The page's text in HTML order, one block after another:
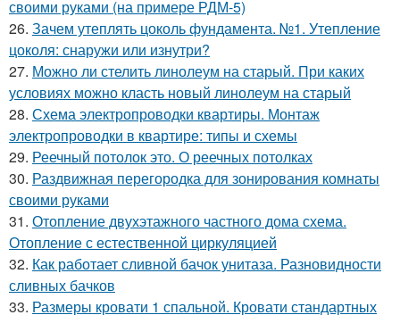
своими руками (на примере РДМ-5)
26. Зачем утеплять цоколь фундамента. №1. Утепление
цоколя: снаружи или изнутри?
27. Можно ли стелить линолеум на старый. При каких
условиях можно класть новый линолеум на старый
28. Схема электропроводки квартиры. Монтаж
электропроводки в квартире: типы и схемы
29. Реечный потолок это. О реечных потолках
30. Раздвижная перегородка для зонирования комнаты
своими руками
31. Отопление двухэтажного частного дома схема.
Отопление с естественной циркуляцией
32. Как работает сливной бачок унитаза. Разновидности
сливных бачков
33. Размеры кровати 1 спальной. Кровати стандартных